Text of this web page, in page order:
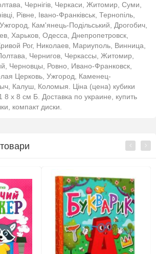
Чернігів, Черкаси, Житомир, Суми,
Рівне, Івано-Франківськ, Тернопіль,
Кам'янець-Подільський, Дрогобич,
Харьков, Одесса, Днепропетровск,
Рог, Николаев, Мариуполь, Винница,
Чернигов, Черкассы, Житомир,
Черновцы, Ровно, Ивано-Франковск,
Церковь, Ужгород, Каменец-
Калуш, Коломыя. Ціна (цена) кубики
8 х 8 см Б. Доставка по украине, купить
компакт диски.